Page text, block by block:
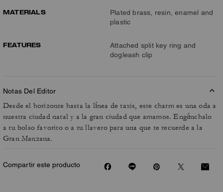
MATERIALS
Plated brass, resin, enamel and
plastic
FEATURES
Attached split key ring and
dogleash clip
Notas Del Editor
Desde el horizonte hasta la línea de taxis, este charm es una oda a
nuestra ciudad natal y a la gran ciudad que amamos. Engánchalo
a tu bolso favorito o a tu llavero para una que te recuerde a la
Gran Manzana.
Compartir este producto